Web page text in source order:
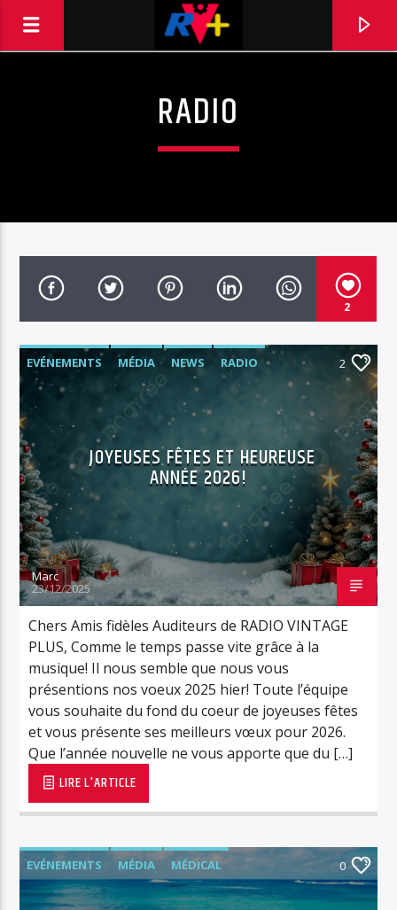
RADIO VINTAGE PLUS
POUR ET AVEC VOUS
EN CE MOMENT
TITRE
ARTISTE
SOYEZ COOL ET RESTEZ EN FORME AVEC RV+
Radio Vintage Plus
RADIO
2
EVÉNEMENTS MÉDIA NEWS
RADIO
RÉTRO/VINTAGE
RVPLUS
2
JOYEUSES FÊTES ET HEUREUSE
ANNÉE 2026!
Marc
23/12/2025
Chers Amis fidèles Auditeurs de RADIO VINTAGE
PLUS, Comme le temps passe vite grâce à la
musique! Il nous semble que nous vous
présentions nos voeux 2025 hier! Toute l’équipe
vous souhaite du fond du coeur de joyeuses fêtes
et vous présente ses meilleurs vœux pour 2026.
Que l’année nouvelle ne vous apporte que du […]
LIRE L'ARTICLE
EVÉNEMENTS MÉDIA
MÉDICAL
MUSIQUE
NEWS PODCAST
RADIO
0